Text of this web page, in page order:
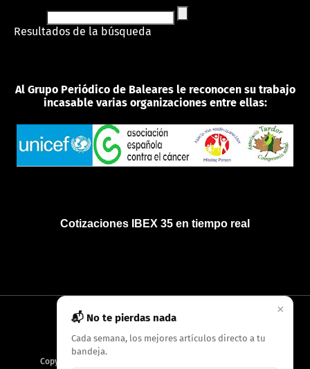
Resultados de la búsqueda
Al Grupo Periódico de Baleares le reconocen su trabajo
incasable varias organizaciones entre ellas:
Cotizaciones IBEX 35 en tiempo real
INICIO QUIÉNES SOMOS POLÍTICA DE PRIVACIDAD
Copyright
×
📬 No te pierdas nada
Cada semana, los mejores artículos directo a tu
bandeja.